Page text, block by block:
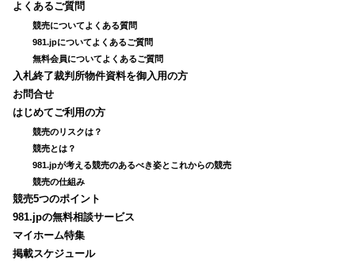
よくあるご質問
競売についてよくある質問
981.jpについてよくあるご質問
無料会員についてよくあるご質問
入札終了裁判所物件資料を御入用の方
お問合せ
はじめてご利用の方
競売のリスクは？
競売とは？
981.jpが考える競売のあるべき姿とこれからの競売
競売の仕組み
競売5つのポイント
981.jpの無料相談サービス
マイホーム特集
掲載スケジュール